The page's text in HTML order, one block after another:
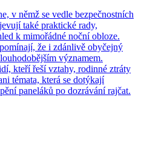
v němž se vedle bezpečnostních
také praktické rady,
k mimořádné noční obloze.
že i zdánlivě obyčejný
významem.
kteří řeší vztahy, rodinné ztráty
témata, která se dotýkají
paneláků po dozrávání rajčat.